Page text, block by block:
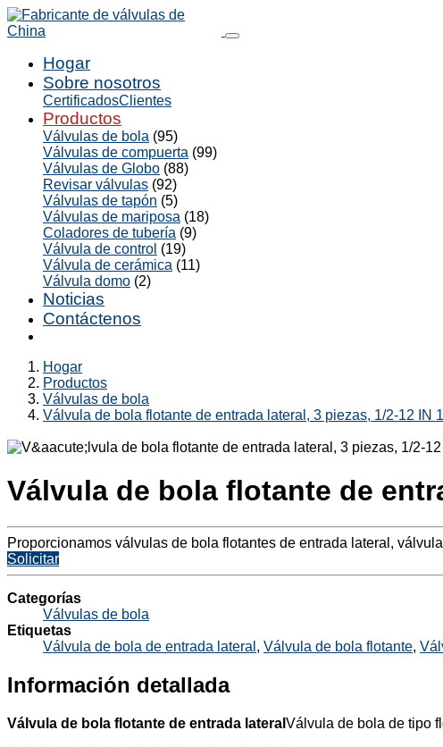
Hogar
Sobre nosotros
CertificadosClientes
Productos
Válvulas de bola (95)
Válvulas de compuerta (99)
Válvulas de Globo (88)
Revisar válvulas (92)
Válvulas de tapón (5)
Válvulas de mariposa (18)
Coladores de tubería (9)
Válvula de control (19)
Válvula de cerámica (11)
Válvula domo (2)
Noticias
Contáctenos
Hogar
Productos
Válvulas de bola
Válvula de bola flotante de entrada lateral, 3 piezas, 1/2-12 IN
Válvula de bola flotante de
Proporcionamos válvulas de bola flotantes de entrada lateral,
Solicitar
Categorías
Válvulas de bola
Etiquetas
Válvula de bola de entrada lateral , Válvula de bola flotante,
Información detallada
Válvula de bola flotante de entrada lateral Válvula de bola de tipo